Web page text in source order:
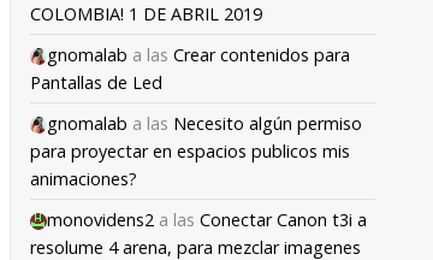
COLOMBIA! 1 DE ABRIL 2019
gnomalab a las Crear contenidos para
Pantallas de Led
gnomalab a las Necesito algún permiso
para proyectar en espacios publicos mis
animaciones?
monovidens2 a las Conectar Canon t3i a
resolume 4 arena, para mezclar imagenes